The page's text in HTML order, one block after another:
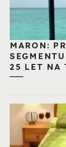
MARON:
25 LET NA